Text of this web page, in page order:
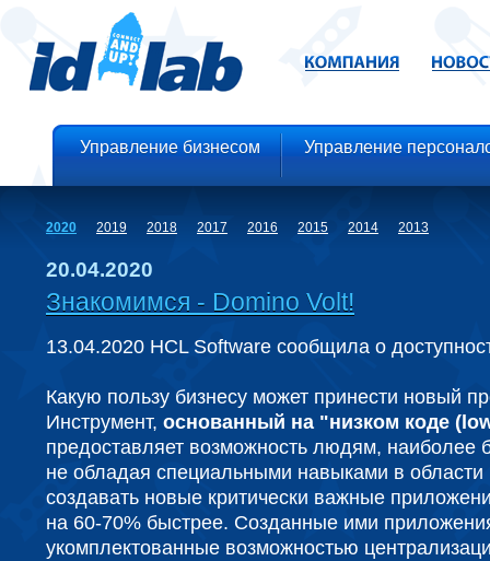
Управление бизнесом Управление
2020 2019 2018 2017 2016 2015 2014 2013
20.04.2020
Знакомимся - Domino Volt!
13.04.2020 HCL Software сообщила о
Какую пользу бизнесу может принести новый
Инструмент, основанный на "низком коде
предоставляет возможность людям, наиболее
не обладая специальными навыками в
создавать новые критически важные
на 60-70% быстрее. Созданные ими
укомплектованные возможностью